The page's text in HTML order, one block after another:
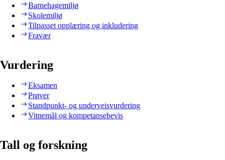
Barnehagemiljø
Skolemiljø
Tilpasset opplæring og inkludering
Fravær
Vurdering
Eksamen
Prøver
Standpunkt- og underveisvurdering
Vitnemål og kompetansebevis
Tall og forskning